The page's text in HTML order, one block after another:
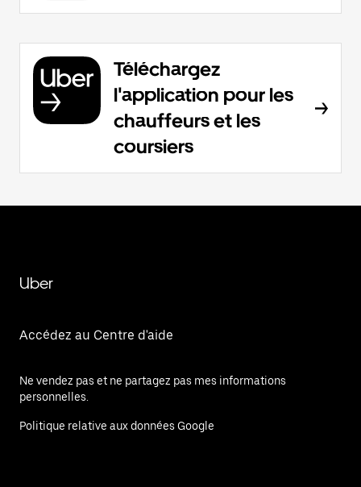
Téléchargez
l'application pour les
chauffeurs et les
coursiers
Uber
Accédez au Centre d'aide
Ne vendez pas et ne partagez pas mes informations
personnelles.
Politique relative aux données Google